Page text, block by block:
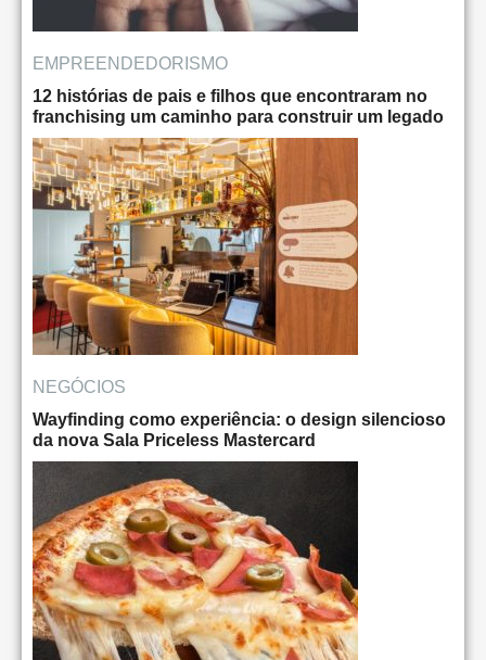
EMPREENDEDORISMO
12 histórias de pais e filhos que encontraram no
franchising um caminho para construir um legado
NEGÓCIOS
Wayfinding como experiência: o design silencioso
da nova Sala Priceless Mastercard